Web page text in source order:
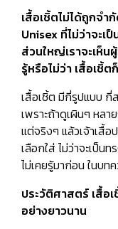
เสื้อเชิ้ตไม่ได้ถูกจำ
Unisex ที่ไม่ว่าจะ
ส่วนใหญ่เราจะเห็
รู้หรือไม่ว่า เสื้อเชิ้
เสื้อเชิ้ต มีกี่รูปแบบ กี่
เพราะถ้าดูเผินๆ หล
แต่จริงๆ แล้วเจ้าเสื้อ
เลือกใส่ ไม่ว่าจะเป็น
ไม่เคยรู้มาก่อน ในบท
ประวัติศาสตร์ เสื้อ
อย่างยาวนาน